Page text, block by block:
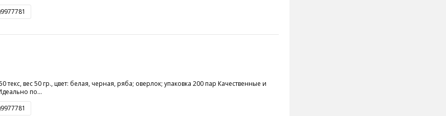
текс, вес 50 гр., цвет: белая, черная, ряба; оверлок; упаковка 200 пар Качественные и
по...